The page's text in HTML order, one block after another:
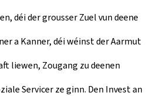
déi der grousser Zuel vun deene
a Kanner, déi wéinst der Aarmut
liewen, Zougang zu deenen
Servicer ze ginn. Den Invest an